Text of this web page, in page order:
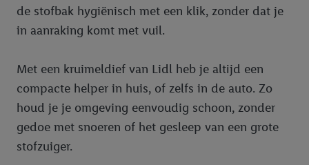
de stofbak hygiënisch met een klik, zonder dat je
in aanraking komt met vuil.
Met een kruimeldief van Lidl heb je altijd een
compacte helper in huis, of zelfs in de auto. Zo
houd je je omgeving eenvoudig schoon, zonder
gedoe met snoeren of het gesleep van een grote
stofzuiger.